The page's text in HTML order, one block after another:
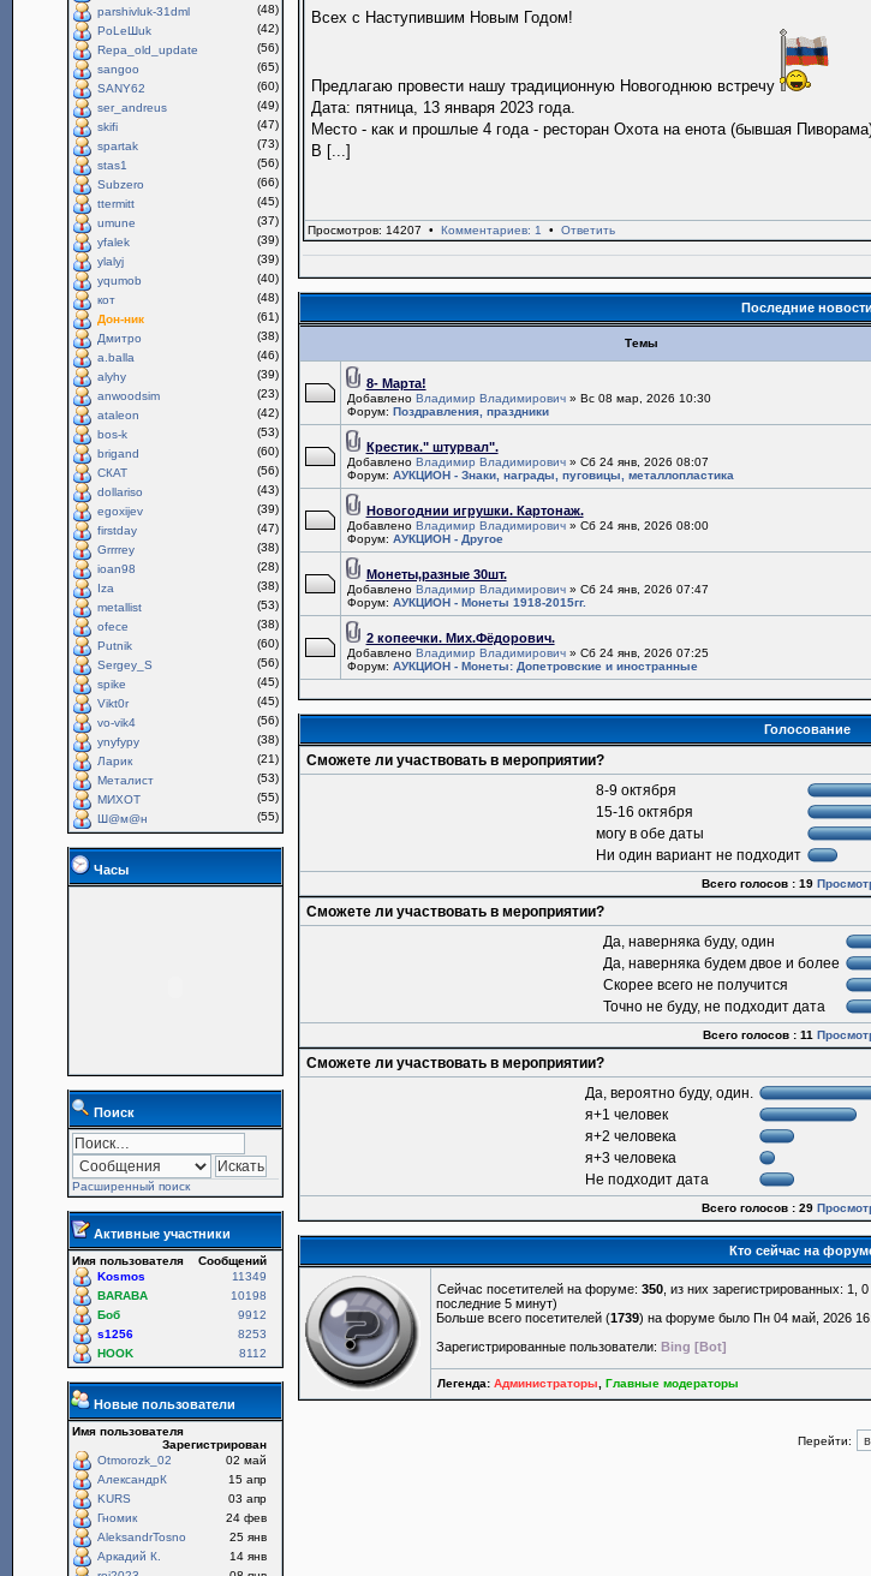
parshivluk-31dml
(48)
PoLeШuk
(42)
Repa_old_update
(56)
sangoo
(65)
SANY62
(60)
ser_andreus
(49)
skifi
(47)
spartak
(73)
stas1
(56)
Subzero
(66)
ttermitt
(45)
umune
(37)
yfalek
(39)
ylalyj
(39)
yqumob
(40)
кот
(48)
Дон-ник
(61)
Дмитро
(38)
a.balla
(46)
alyhy
(39)
anwoodsim
(23)
ataleon
(42)
bos-k
(53)
brigand
(60)
СКАТ
(56)
dollariso
(43)
egoxijev
(39)
firstday
(47)
Grrrrey
(38)
ioan98
(28)
Iza
(38)
metallist
(53)
ofece
(38)
Putnik
(60)
Sergey_S
(56)
spike
(45)
Vikt0r
(45)
vo-vik4
(56)
ynyfypy
(38)
Ларик
(21)
Металист
(53)
МИХОТ
(55)
Ш@м@н
(55)
Часы
Поиск
Расширенный поиск
Активные участники
Имя пользователя
Сообщений
Kosmos
11349
BARABA
10198
Боб
9912
s1256
8253
HOOK
8112
Новые пользователи
Имя пользователя
Зарегистрирован
Otmorozk_02
02 май
АлександрК
15 апр
KURS
03 апр
Гномик
24 фев
AleksandrTosno
25 янв
Аркадий К.
14 янв
Всех с Наступившим Новым Годом!
Предлагаю провести нашу традиционную Новогоднюю встречу
Дата: пятница, 13 января 2023 года.
Место - как и прошлые 4 года - ресторан Охота на енота (бывшая
В [...]
Просмотров: 14207 • Комментариев: 1 • Ответить
Последние новости
Темы
8- Марта!
Добавлено Владимир Владимирович» Вс 08 мар, 2026 10:30
Форум: Поздравления, праздники
Крестик." штурвал".
Добавлено Владимир Владимирович» Сб 24 янв, 2026 08:07
Форум: АУКЦИОН - Знаки, награды, пуговицы, металлопластика
Новогоднии игрушки. Картонаж.
Добавлено Владимир Владимирович» Сб 24 янв, 2026 08:00
Форум: АУКЦИОН - Другое
Монеты,разные 30шт.
Добавлено Владимир Владимирович» Сб 24 янв, 2026 07:47
Форум: АУКЦИОН - Монеты 1918-2015гг.
2 копеечки. Мих.Фёдорович.
Добавлено Владимир Владимирович» Сб 24 янв, 2026 07:25
Форум: АУКЦИОН - Монеты: Допетровские и иностранные
Голосование
Сможете ли участвовать в мероприятии?
8-9 октября
15-16 октября
могу в обе даты
Ни один вариант не подходит
Всего голосов : 19
Сможете ли участвовать в мероприятии?
Да, наверняка буду, один
Да, наверняка будем двое и более
Скорее всего не получится
Точно не буду, не подходит дата
Всего голосов : 11
Сможете ли участвовать в мероприятии?
Да, вероятно буду, один.
я+1 человек
я+2 человека
я+3 человека
Не подходит дата
Всего голосов : 29
Кто сейчас на
Сейчас посетителей на форуме: 350, из них зарегистрированных: 1,
последние 5 минут)
Больше всего посетителей (1739) на форуме было Пн 04 май, 2026
Зарегистрированные пользователи: Bing [Bot]
Легенда: Администраторы Главные модераторы
Перейти: